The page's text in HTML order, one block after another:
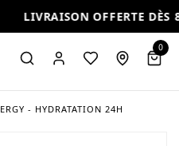
LIVRAISON OFFERTE DÈS
0
- HYDRATATION 24H